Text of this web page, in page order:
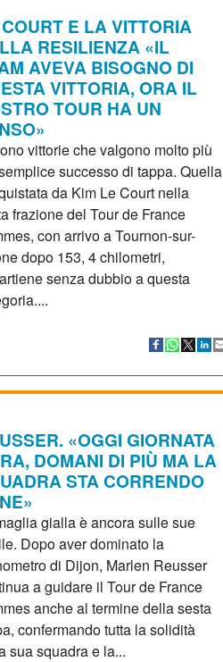
E LA VITTORIA
RESILIENZA «IL
AVEVA BISOGNO DI
VITTORIA, ORA IL
TOUR HA UN
vittorie che valgono molto più
successo di tappa. Quella
da Kim Le Court nella
frazione del Tour de France
con arrivo a Tournon-sur-
dopo 153, 4 chilometri,
senza dubbio a questa
«OGGI GIORNATA
DOMANI DI PIÙ MA LA
STA CORRENDO
gialla è ancora sulle sue
Dopo aver dominato la
di Dijon, Marlen Reusser
a guidare il Tour de France
anche al termine della sesta
confermando tutta la solidità
sua squadra e la...